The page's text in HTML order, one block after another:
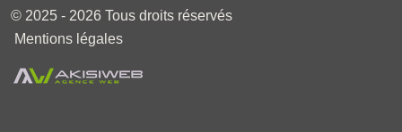
© 2025 - 2026 Tous droits réservés
Mentions légales